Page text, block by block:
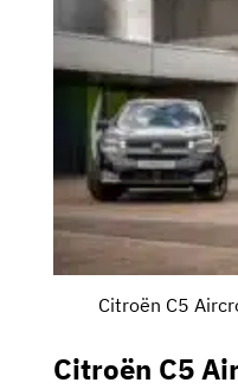
Citroën C5
Citroën C5